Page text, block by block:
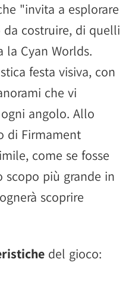
"invita a esplorare
costruire, di quelli
la Cyan Worlds.
festa visiva, con
che vi
angolo. Allo
di Firmament
come se fosse
più grande in
scoprire
del gioco: